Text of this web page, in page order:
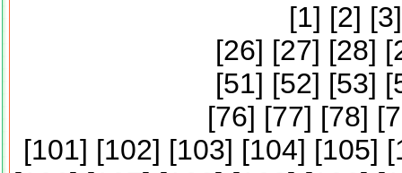
[1] [2] [3
[26] [27] [28] [
[51] [52] [53] [
[76] [77] [78] [
[101] [102] [103] [104] [105] [